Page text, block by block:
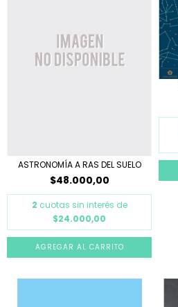
ASTRONOMÍA A RAS DEL SUELO
$48.000,00
2 cuotas sin interés de
$24.000,00